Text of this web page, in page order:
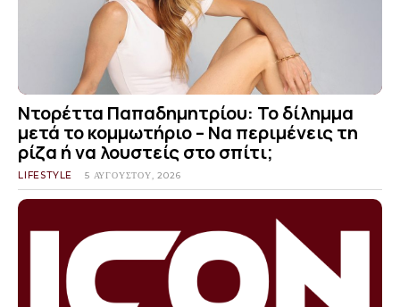
Ντορέττα Παπαδημητρίου: Το δίλημμα
μετά το κομμωτήριο – Να περιμένεις τη
ρίζα ή να λουστείς στο σπίτι;
LIFESTYLE 5 ΑΥΓΟΎΣΤΟΥ, 2026